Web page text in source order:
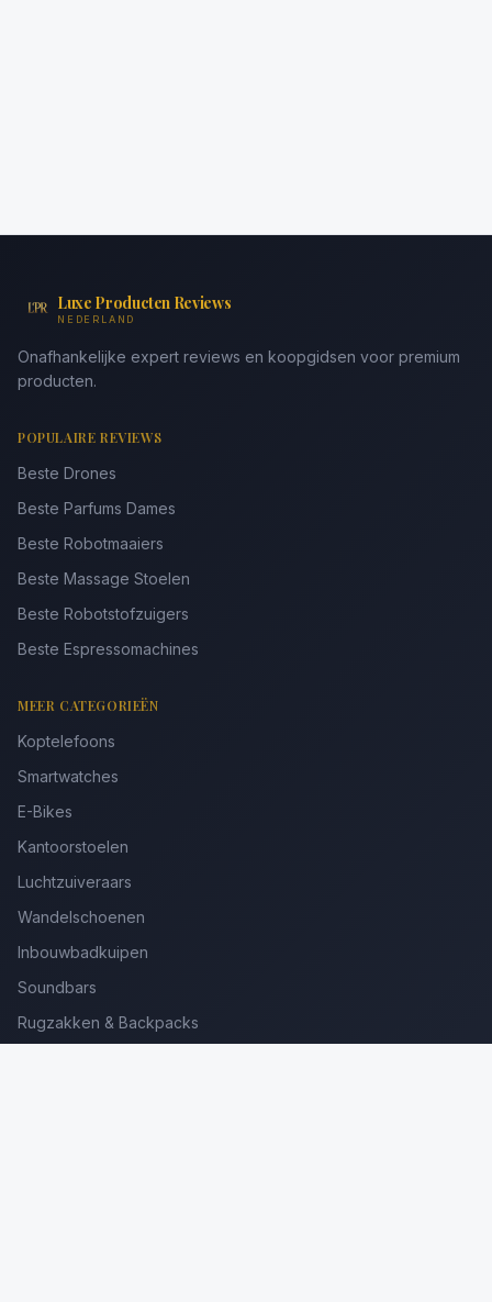
Luxe Producten Reviews
NEDERLAND
Onafhankelijke expert reviews en koopgidsen voor premium
producten.
POPULAIRE REVIEWS
Beste Drones
Beste Parfums Dames
Beste Robotmaaiers
Beste Massage Stoelen
Beste Robotstofzuigers
Beste Espressomachines
MEER CATEGORIEËN
Koptelefoons
Smartwatches
E-Bikes
Kantoorstoelen
Luchtzuiveraars
Wandelschoenen
Inbouwbadkuipen
Soundbars
Rugzakken & Backpacks